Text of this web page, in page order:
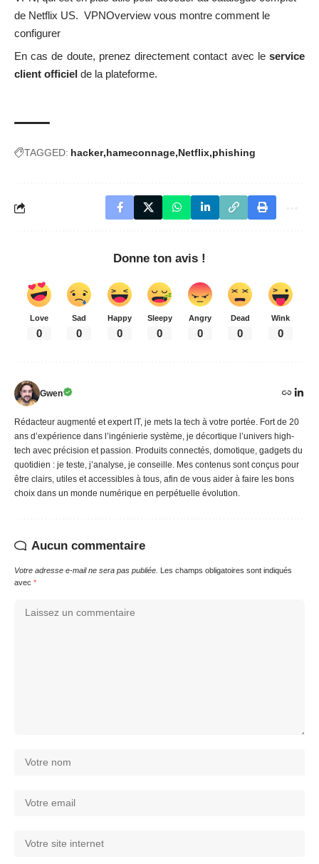
de Netflix US. VPNOverview vous montre comment le
configurer
En cas de doute, prenez directement contact avec le service
client officiel de la plateforme.
TAGGED: hacker hameconnage Netflix phishing
Donne ton avis !
Love
0
Sad
0
Happy
0
Sleepy
0
Angry
0
Dead
0
Wink
0
Gwen
Rédacteur augmenté et expert IT, je mets la tech à votre portée. Fort de 20
ans d’expérience dans l’ingénierie système, je décortique l’univers high-
tech avec précision et passion. Produits connectés, domotique, gadgets du
quotidien : je teste, j’analyse, je conseille. Mes contenus sont conçus pour
être clairs, utiles et accessibles à tous, afin de vous aider à faire les bons
choix dans un monde numérique en perpétuelle évolution.
Aucun commentaire
Votre adresse e-mail ne sera pas publiée. Les champs obligatoires sont indiqués
avec *